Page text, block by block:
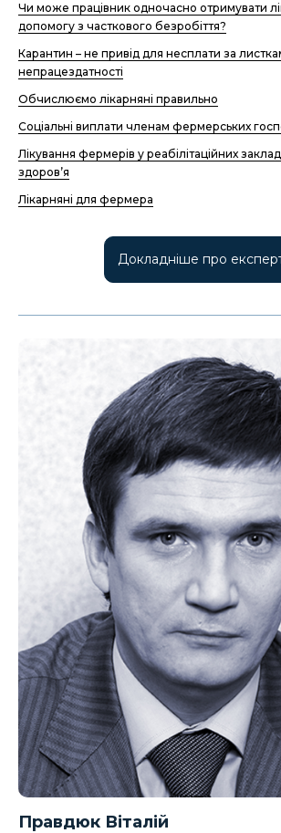
​Чи може працівник одночасно отримувати
допомогу з часткового безробіття?
Карантин – не привід для несплати за
непрацездатності
Обчислюємо лікарняні правильно
Соціальні виплати членам фермерських
Лікування фермерів у реабілітаційних
здоров’я
Лікарняні для фермера
Докладніше про
Правдюк Віталій